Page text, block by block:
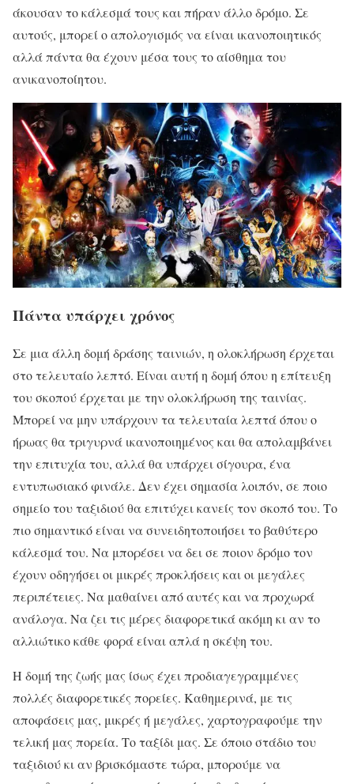
άκουσαν το κάλεσμά τους και πήραν άλλο δρόμο. Σε
αυτούς, μπορεί ο απολογισμός να είναι ικανοποιητικός
αλλά πάντα θα έχουν μέσα τους το αίσθημα του
ανικανοποίητου.
Πάντα υπάρχει χρόνος
Σε μια άλλη δομή δράσης ταινιών, η ολοκλήρωση έρχεται
στο τελευταίο λεπτό. Είναι αυτή η δομή όπου η επίτευξη
του σκοπού έρχεται με την ολοκλήρωση της ταινίας.
Μπορεί να μην υπάρχουν τα τελευταία λεπτά όπου ο
ήρωας θα τριγυρνά ικανοποιημένος και θα απολαμβάνει
την επιτυχία του, αλλά θα υπάρχει σίγουρα, ένα
εντυπωσιακό φινάλε. Δεν έχει σημασία λοιπόν, σε ποιο
σημείο του ταξιδιού θα επιτύχει κανείς τον σκοπό του. Το
πιο σημαντικό είναι να συνειδητοποιήσει το βαθύτερο
κάλεσμά του. Να μπορέσει να δει σε ποιον δρόμο τον
έχουν οδηγήσει οι μικρές προκλήσεις και οι μεγάλες
περιπέτειες. Να μαθαίνει από αυτές και να προχωρά
ανάλογα. Να ζει τις μέρες διαφορετικά ακόμη κι αν το
αλλιώτικο κάθε φορά είναι απλά η σκέψη του.
Η δομή της ζωής μας ίσως έχει προδιαγεγραμμένες
πολλές διαφορετικές πορείες. Καθημερινά, με τις
αποφάσεις μας, μικρές ή μεγάλες, χαρτογραφούμε την
τελική μας πορεία. Το ταξίδι μας. Σε όποιο στάδιο του
ταξιδιού κι αν βρισκόμαστε τώρα, μπορούμε να